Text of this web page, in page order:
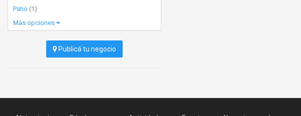
Patio (1)
Más opciones
Publicá tu negocio